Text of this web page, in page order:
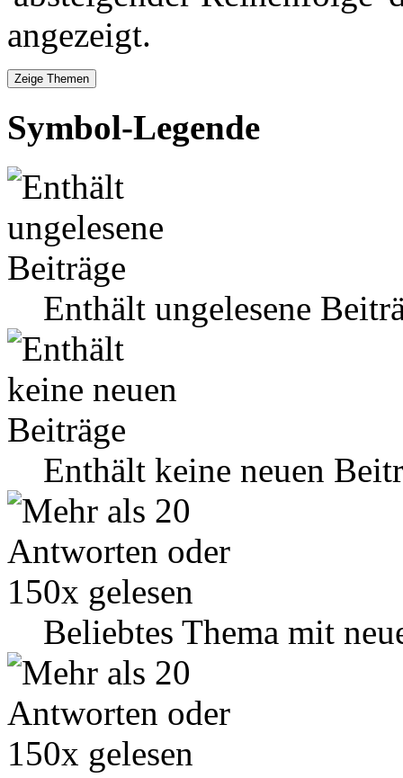
angezeigt.
Symbol-Legende
Enthält ungelesene
Enthält keine neuen
Beliebtes Thema mit